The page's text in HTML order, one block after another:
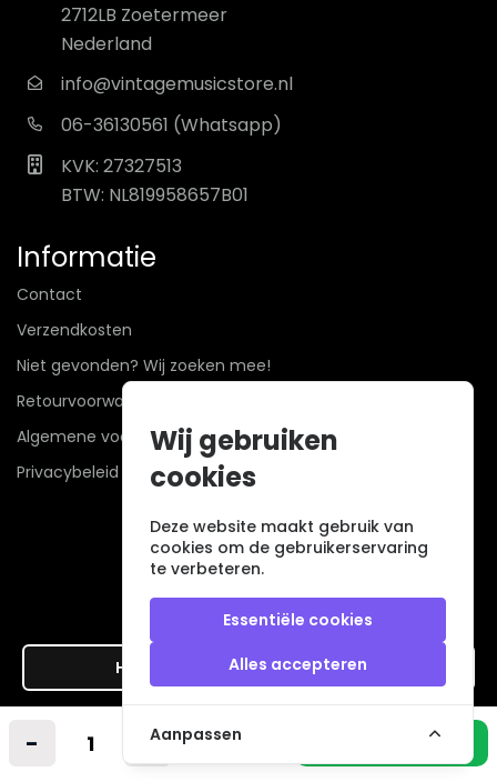
- + In winkelmandje
2712LB Zoetermeer
Nederland
info@vintagemusicstore.nl
06-36130561 (Whatsapp)
KVK: 27327513
BTW: NL819958657B01
Informatie
Contact
Verzendkosten
Niet gevonden? Wij zoeken mee!
Retourvoorwaarden
Algemene voorwaarden
Privacybeleid
Hier de overeenkomst ontbinden
Wij gebruiken
cookies
Deze website maakt gebruik van
cookies om de gebruikerservaring
te verbeteren.
Essentiële cookies
Alles accepteren
Aanpassen